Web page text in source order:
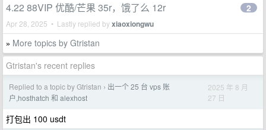
4.22 88VIP 优酷/芒果 35r，饿了么 12r
Apr 28, 2025 • Lastly replied byxiaoxiongwu
2
» More topics by Gtristan
Gtristan's recent replies
Replied to a topic by Gtristan › 出一个 25 台 vps 账
户,hosthatch 和 alexhost
2025 年 8 月
27 日
打包出 100 usdt